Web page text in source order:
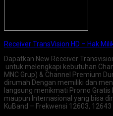
Receiver TransVision HD – Hak
Dapatkan New Receiver
untuk melengkapi kebutuhan
MNC Grup) & Channel Premium
dirumah Dengan memiliki dan
langsung menikmati Promo
maupun Internasional yang bisa
KuBand – Frekwensi 12603, 12643